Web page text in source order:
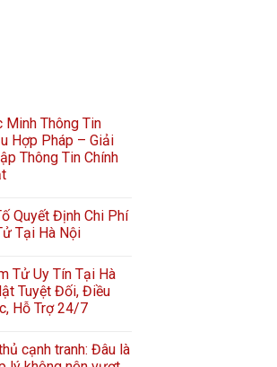
Minh Thông Tin
Hợp Pháp – Giải
Thông Tin Chính
Quyết Định Chi Phí
Tại Hà Nội
Tử Uy Tín Tại Hà
Tuyệt Đối, Điều
Hỗ Trợ 24/7
cạnh tranh: Đâu là